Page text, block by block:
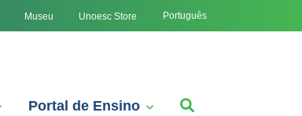
Museu Unoesc Store Português
Portal de Ensino